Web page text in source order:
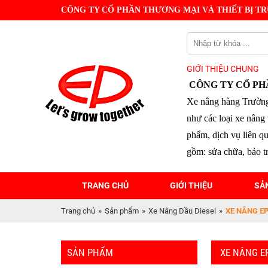
CÔNG TY CỔ PHẦN THƯƠNG MẠI VÀ THIẾT BỊ
GIỚI THIỆU CHUNG
CÔNG TY CỔ
Xe nâng hàng
như các loại xe nâng
phẩm, dịch vụ liên
gồm: sửa chữa, bảo
TRANG CHỦ GIỚI THIỆU
Trang chủ » Sản phẩm » Xe Nâng Dầu Diesel » XE NÂNG
SẢN PHẨM XE NÂNG